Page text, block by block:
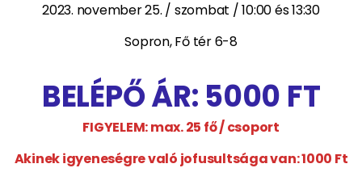
2023. november 25. / szombat / 10:00 és 13:30
Sopron, Fő tér 6-8
BELÉPŐ ÁR: 5000 FT
FIGYELEM: max. 25 fő / csoport
Akinek igyeneségre való jofusultsága van: 1000 Ft